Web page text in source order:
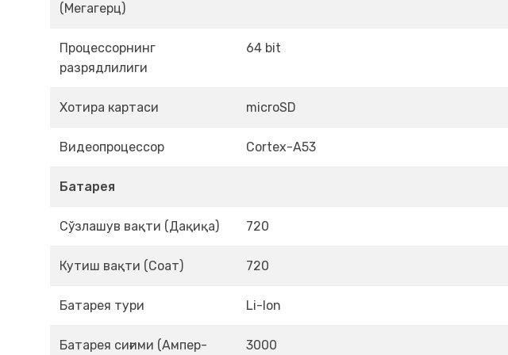
(Мегагерц)
Процессорнинг
разрядлилиги
64 bit
Хотира картаси microSD
Видеопроцессор Cortex-A53
Батарея
Сўзлашув вақти (Дақиқа) 720
Кутиш вақти (Соат) 720
Батарея тури Li-Ion
Батарея сиғими (Ампер-
3000